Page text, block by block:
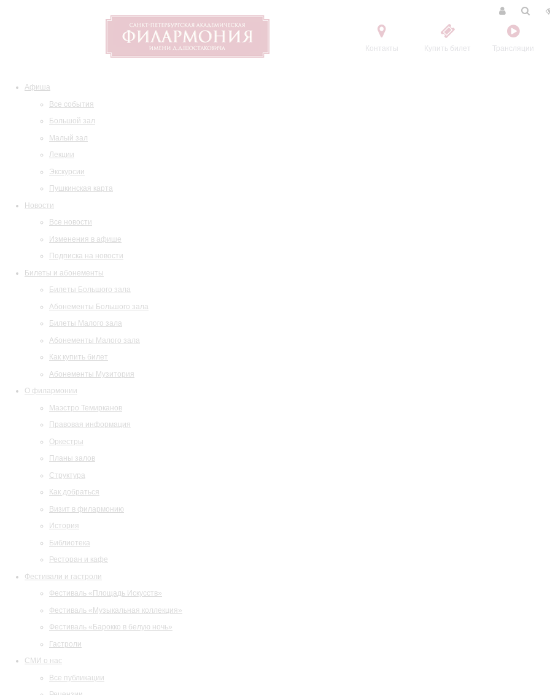
Контакты Купить билет Трансляции
Афиша
Все события
Большой зал
Малый зал
Лекции
Экскурсии
Пушкинская карта
Новости
Все новости
Изменения в афише
Подписка на новости
Билеты и абонементы
Билеты Большого зала
Абонементы Большого зала
Билеты Малого зала
Абонементы Малого зала
Как купить билет
Абонементы Музитория
О филармонии
Маэстро Темирканов
Правовая информация
Оркестры
Планы залов
Структура
Как добраться
Визит в филармонию
История
Библиотека
Ресторан и кафе
Фестивали и гастроли
Фестиваль «Площадь Искусств»
Фестиваль «Музыкальная коллекция»
Фестиваль «Барокко в белую ночь»
Гастроли
СМИ о нас
Все публикации